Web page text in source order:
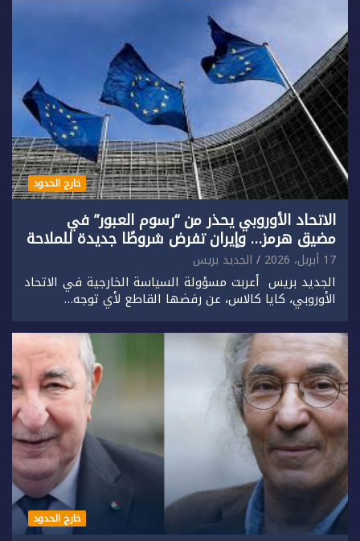
خارج الحدود
الاتحاد الأوروبي يحذر من “رسوم العبور” في
مضيق هرمز… وإيران تفرض شروطًا جديدة للملاحة
17 أبريل، 2026 الجديد بريس
الجديد بريس أعربت مسؤولة السياسة الخارجية في الاتحاد
الأوروبي، كايا كالاس، عن رفضها القاطع لأي توجه…
خارج الحدود